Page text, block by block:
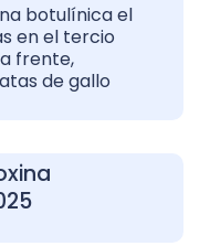
botulínica el
en el tercio
frente,
de gallo